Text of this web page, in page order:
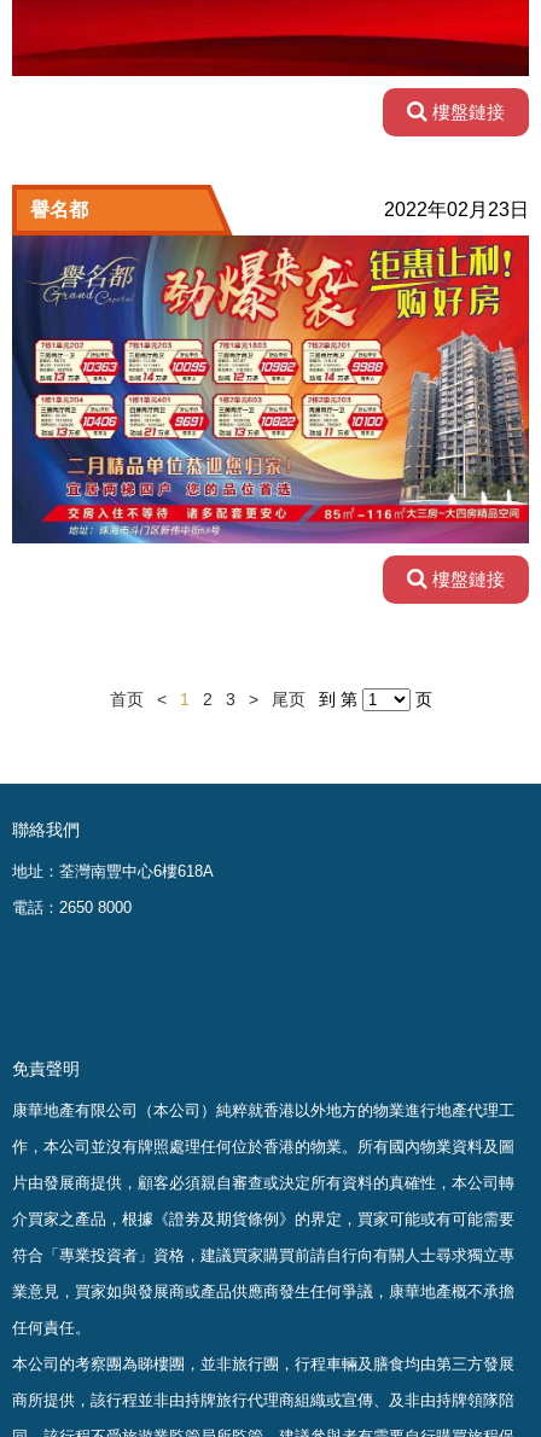
樓盤鏈接
2022年02月23日
譽名都
樓盤鏈接
首页 < 1 2 3 > 尾页 到 第 页
聯絡我們
地址：荃灣南豐中心6樓618A
電話：2650 8000
免責聲明
康華地產有限公司（本公司）純粹就香港以外地方的物業進行地產代理工
作，本公司並沒有牌照處理任何位於香港的物業。 所有國內物業資料及圖
片由發展商提供，顧客必須親自審查或決定所有資料的真確性 ， 本公司轉
介買家之產品，根據《證劵及期貨條例》的界定，買家可能或有可能需要
符合「專業投資者」資格，建議買家購買前請自行向有關人士尋求獨立專
業意見，買家如與發展商或產品供應商發生任何爭議，康華地產概不承擔
任何責任。
本公司的考察團為睇樓團，並非旅行團，行程車輛及膳食均由第三方發展
商所提供，該行程並非由持牌旅行代理商組織或宣傳、及非由持牌領隊陪